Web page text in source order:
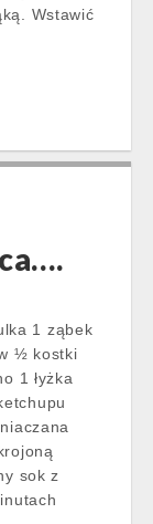
Wstawić
1 ząbek
½ kostki
1 łyżka
sok z